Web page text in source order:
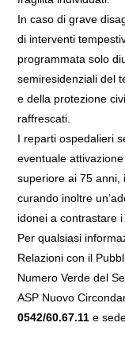
In caso di grave
di interventi
programmata solo
semiresidenziali del
e della protezione
raffrescati.
I reparti ospedalieri
eventuale
superiore ai 75 anni,
curando inoltre
idonei a contrastare
Per qualsiasi
Relazioni con il
Numero Verde del
ASP Nuovo
0542/60.67.11 e